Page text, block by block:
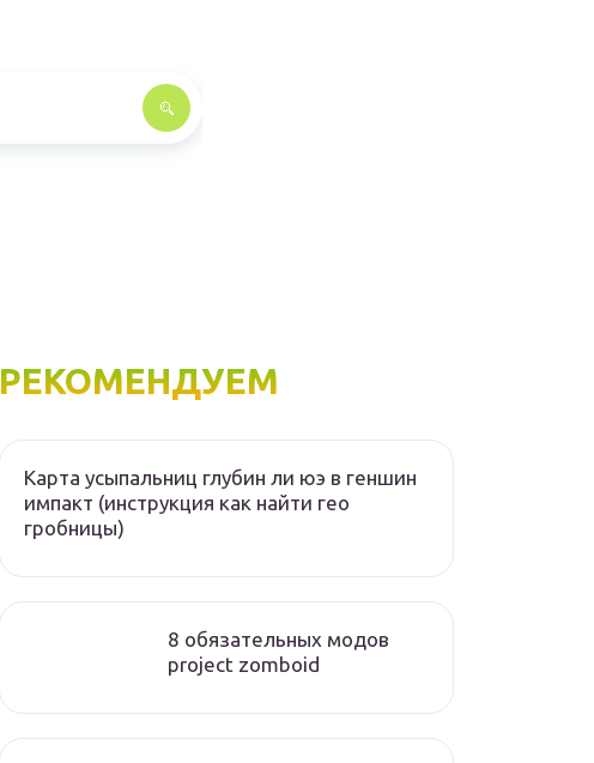
РЕКОМЕНДУЕМ
Карта усыпальниц глубин ли юэ в геншин
импакт (инструкция как найти гео
гробницы)
8 обязательных модов
project zomboid